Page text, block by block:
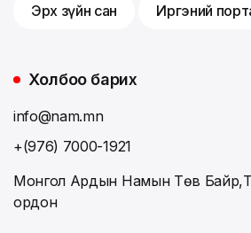
Эрх зүйн сан Иргэний
Холбоо барих
info@nam.mn
+(976) 7000-1921
Монгол Ардын Намын Төв
ордон